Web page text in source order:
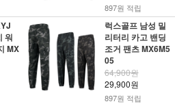
897원 적립
워
MX
럭스골프 남성 밀
리터리 카고 밴딩
조거 팬츠 MX6M5
05
64,900원
29,900원
897원 적립